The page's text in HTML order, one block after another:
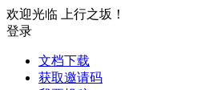
欢迎光临 上行之坂！
登录
文档下载
获取邀请码